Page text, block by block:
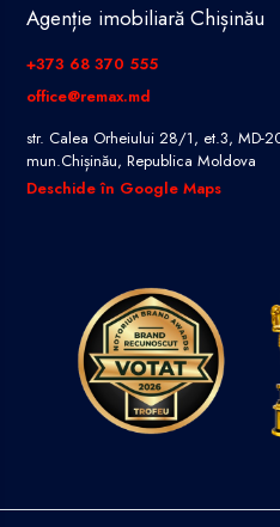
Agenție imobiliară Chișinău
+373 68 370 555
office@remax.md
str. Calea Orheiului 28/1, et.3, MD-
mun.Chișinău, Republica Moldova
Deschide în Google Maps